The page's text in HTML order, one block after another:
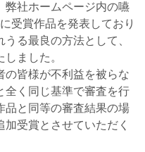
社ホームページ内の嚥
受賞作品を発表しており
る最良の方法として、
ました。
皆様が不利益を被らな
全く同じ基準で審査を行
品と同等の審査結果の場
受賞とさせていただく